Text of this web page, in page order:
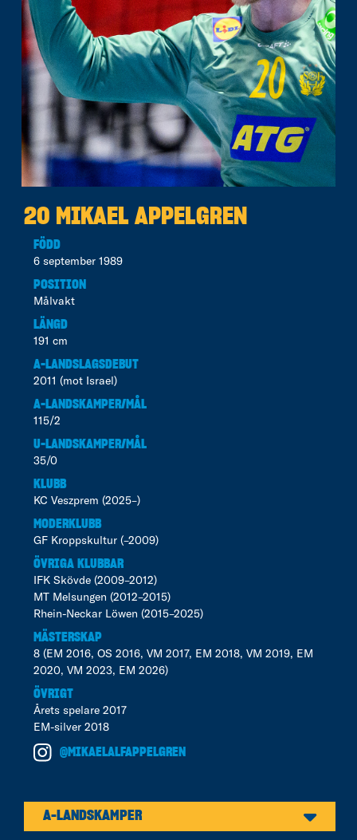
20 MIKAEL APPELGREN
FÖDD
6 september 1989
POSITION
Målvakt
LÄNGD
191 cm
A-LANDSLAGSDEBUT
2011 (mot Israel)
A-LANDSKAMPER/MÅL
115/2
U-LANDSKAMPER/MÅL
35/0
KLUBB
KC Veszprem (2025–)
MODERKLUBB
GF Kroppskultur (–2009)
ÖVRIGA KLUBBAR
IFK Skövde (2009–2012)
MT Melsungen (2012–2015)
Rhein-Neckar Löwen (2015–2025)
MÄSTERSKAP
8 (EM 2016, OS 2016, VM 2017, EM 2018, VM 2019, EM
2020, VM 2023, EM 2026)
ÖVRIGT
Årets spelare 2017
EM-silver 2018
@MIKAELALFAPPELGREN
A-LANDSKAMPER